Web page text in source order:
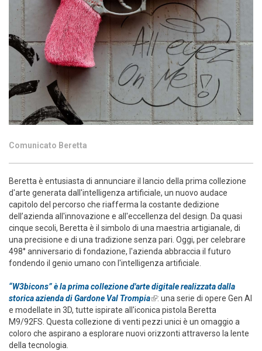
Comunicato Beretta
Beretta è entusiasta di annunciare il lancio della prima collezione
d'arte generata dall'intelligenza artificiale, un nuovo audace
capitolo del percorso che riafferma la costante dedizione
dell’azienda all'innovazione e all'eccellenza del design. Da quasi
cinque secoli, Beretta è il simbolo di una maestria artigianale, di
una precisione e di una tradizione senza pari. Oggi, per celebrare
498° anniversario di fondazione, l'azienda abbraccia il futuro
fondendo il genio umano con l'intelligenza artificiale.
“W3bicons” è la prima collezione d'arte digitale realizzata dalla
storica azienda di Gardone Val Trompia(link is external)
: una serie di opere Gen AI
e modellate in 3D, tutte ispirate all'iconica pistola Beretta
M9/92FS. Questa collezione di venti pezzi unici è un omaggio a
coloro che aspirano a esplorare nuovi orizzonti attraverso la lente
della tecnologia.